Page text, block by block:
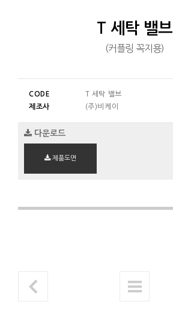
T 세탁 밸브
(커플링 꼭지용)
CODE
T 세탁 밸브
제조사
(주)비케이
다운로드
제품도면